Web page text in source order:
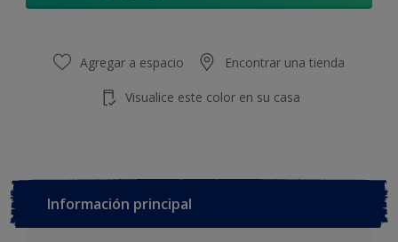
Agregar a espacio Encontrar una tienda
Visualice este color en su casa
Información principal